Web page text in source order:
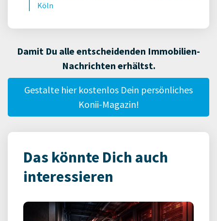
Köln
Damit Du alle entscheidenden Immobilien-
Nachrichten erhältst.
Gestalte hier kostenlos Dein persönliches
Konii-Magazin!
Das könnte Dich auch
interessieren